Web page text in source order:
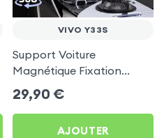
VIVO Y33S
Support Voiture
Magnétique Fixation
Porte-gobelet pour Vivo
Y33s
29,90 €
AJOUTER